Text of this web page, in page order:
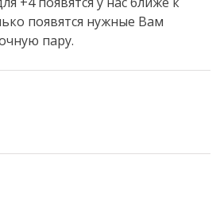
появятся нужные Вам
пару.